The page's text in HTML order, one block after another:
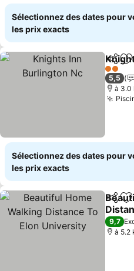
Sélectionnez des dates pour
les prix exacts
2 Étoiles
5,5
à 3.0
Sélectionnez des dates pour
les prix exacts
9,7
à 5.2